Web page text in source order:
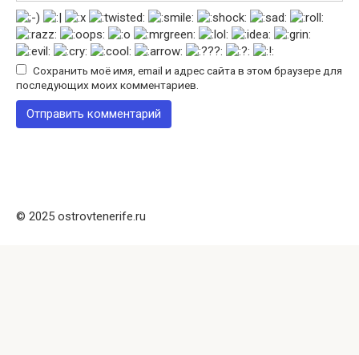
Сохранить моё имя, email и адрес сайта в этом браузере для
последующих моих комментариев.
© 2025 ostrovtenerife.ru